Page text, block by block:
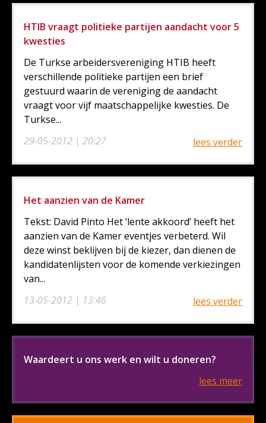
HTIB vraagt politieke partijen aandacht voor 5
kwesties
29-05-2012 | 20:27
De Turkse arbeidersvereniging HTIB heeft
verschillende politieke partijen een brief
gestuurd waarin de vereniging de aandacht
vraagt voor vijf maatschappelijke kwesties. De
Turkse...
lees verder
Het aanzien van de Kamer
13-05-2012 | 13:46
Tekst: David Pinto Het ‘lente akkoord’ heeft het
aanzien van de Kamer eventjes verbeterd. Wil
deze winst beklijven bij de kiezer, dan dienen de
kandidatenlijsten voor de komende verkiezingen
van...
lees verder
Waardeert u ons werk en wilt u doneren?
lees meer